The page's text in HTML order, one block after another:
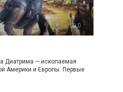
0
Диатрима — ископаемая
Америки и Европы. Первые